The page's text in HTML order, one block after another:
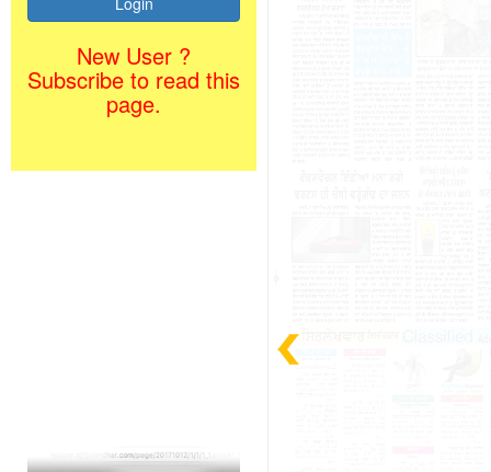
New User ?
Subscribe to read this
page.